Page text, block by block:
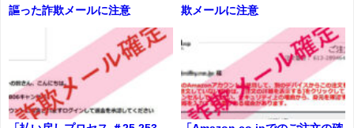
謳った詐欺メールに注意
欺メールに注意